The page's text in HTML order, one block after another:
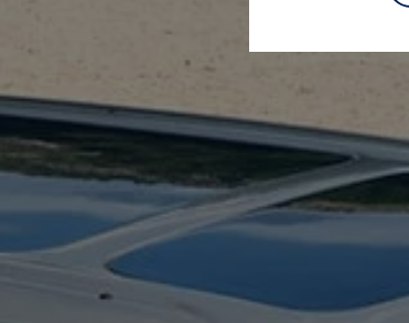
VW Connect für Ihren Transporter/
VW Connect für Ihren Amarok
VW Connect für andere Modelle
Connect Pro
Multistop Pathfinder
Übersicht Software Updates
Hilfreiches für Besitzer
Digitales Bordbuch
Fahrerassistenz- und
Kontrollleuchten
Kurzfahrprofile und Ölverdünnung
Batterieverordnung
XTL-Dieselkraftstoff
Ersatzteile und Betriebsflüssigkeiten
Original Zubehör und Lifestyle Produkte